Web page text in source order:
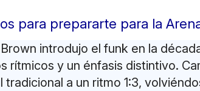
para prepararte para la
introdujo el funk en la
rítmicos y un énfasis distintivo.
tradicional a un ritmo 1:3,